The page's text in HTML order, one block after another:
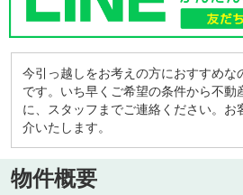
今引っ越しをお考えの方におすすめな
です。いち早くご希望の条件から不動
に、スタッフまでご連絡ください。お
介いたします。
物件概要